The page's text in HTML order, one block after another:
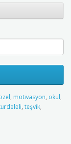
, motivasyon, okul,
, teşvik,